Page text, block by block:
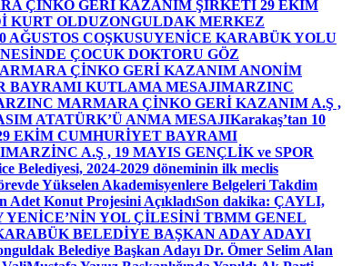
ÇİNKO GERİ KAZANIM ŞİRKETİ 29 EKİM
KURT OLDUZONGULDAK MERKEZ
COŞKUSUYENİCE KARABÜK YOLU
ÇOCUK DOKTORU GÖZ
ÇİNKO GERİ KAZANIM ANONİM
BAYRAMI KUTLAMA MESAJIMARZINC
MARMARA ÇİNKO GERİ KAZANIM A.Ş ,
ATATÜRK’Ü ANMA MESAJIKarakaş’tan 10
EKİM CUMHURİYET BAYRAMI
MARZİNC A.Ş , 19 MAYIS GENÇLİK ve SPOR
Belediyesi, 2024-2029 döneminin ilk meclis
Yükselen Akademisyenlere Belgeleri Takdim
Adet Konut Projesini AçıkladıSon dakika: ÇAYLI,
YOL ÇİLESİNİ TBMM GENEL
BELEDİYE BAŞKAN ADAY ADAYI
Belediye Başkan Adayı Dr. Ömer Selim Alan